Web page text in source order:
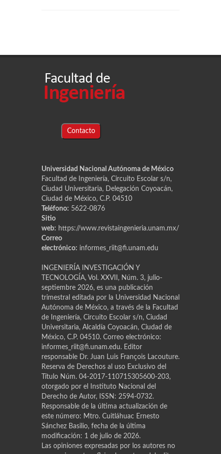
Contacto
Universidad Nacional Autónoma de México
Facultad de Ingeniería, Circuito Escolar s/n,
Ciudad Universitaria, Delegación Coyoacán,
Ciudad de México, C.P. 04510
Teléfono: 5622-0876
Sitio
web: https://www.revistaingenieria.unam.mx/
Correo
electrónico: informes_riit@fi.unam.edu
INGENIERÍA INVESTIGACIÓN Y
TECNOLOGÍA, Vol. XXVII, Núm. 3, julio-
septiembre 2026, es una publicación
trimestral editada por la Universidad Nacional
Autónoma de México, a través de la Facultad
de Ingeniería, Circuito Escolar s/n, Ciudad
Universitaria, Alcaldía Coyoacán, Ciudad de
México, C.P. 04510. Correo electrónico:
informes_riit@fi.unam.edu. Editor
responsable Dr. Juan Luis Franҫois Lacouture.
Reserva de Derechos al uso Exclusivo del
Título Núm. 04-2017-110715305600-203,
otorgado por el Instituto Nacional del
Derecho de Autor, ISSN: 2594-0732.
Responsable de la última actualización de
este número: Mtro. Cuitláhuac Ernesto
Sánchez Basilio, fecha de la última
modificación: 1 de julio de 2026.
Las opiniones expresadas por los autores no